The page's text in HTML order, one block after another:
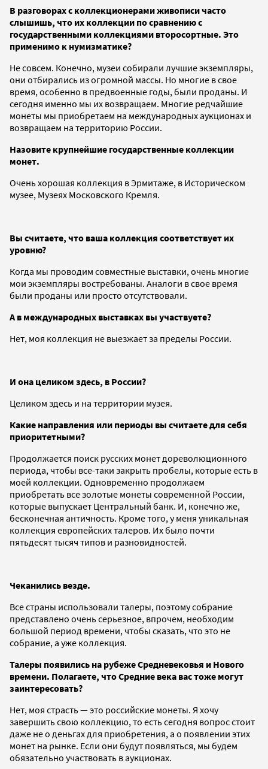
В разговорах с коллекционерами живописи часто
слышишь, что их коллекции по сравнению с
государственными коллекциями второсортные. Это
применимо к нумизматике?
Не совсем. Конечно, музеи собирали лучшие экземпляры,
они отбирались из огромной массы. Но многие в свое
время, особенно в предвоенные годы, были проданы. И
сегодня именно мы их возвращаем. Многие редчайшие
монеты мы приобретаем на международных аукционах и
возвращаем на территорию России.
Назовите крупнейшие государственные коллекции
монет.
Очень хорошая коллекция в Эрмитаже, в Историческом
музее, Музеях Московского Кремля.
Вы считаете, что ваша коллекция соответствует их
уровню?
Когда мы проводим совместные выставки, очень многие
мои экземпляры востребованы. Аналоги в свое время
были проданы или просто отсутствовали.
А в международных выставках вы участвуете?
Нет, моя коллекция не выезжает за пределы России.
И она целиком здесь, в России?
Целиком здесь и на территории музея.
Какие направления или периоды вы считаете для себя
приоритетными?
Продолжается поиск русских монет дореволюционного
периода, чтобы все-таки закрыть пробелы, которые есть в
моей коллекции. Одновременно продолжаем
приобретать все золотые монеты современной России,
которые выпускает Центральный банк. И, конечно же,
бесконечная античность. Кроме того, у меня уникальная
коллекция европейских талеров. Их было почти
пятьдесят тысяч типов и разновидностей.
Чеканились везде.
Все страны использовали талеры, поэтому собрание
представлено очень серьезное, впрочем, необходим
большой период времени, чтобы сказать, что это не
собрание, а уже коллекция.
Талеры появились на рубеже Средневековья и Нового
времени. Полагаете, что Средние века вас тоже могут
заинтересовать?
Нет, моя страсть — это российские монеты. Я хочу
завершить свою коллекцию, то есть сегодня вопрос стоит
даже не о деньгах для приобретения, а о появлении этих
монет на рынке. Если они будут появляться, мы будем
обязательно участвовать в аукционах.